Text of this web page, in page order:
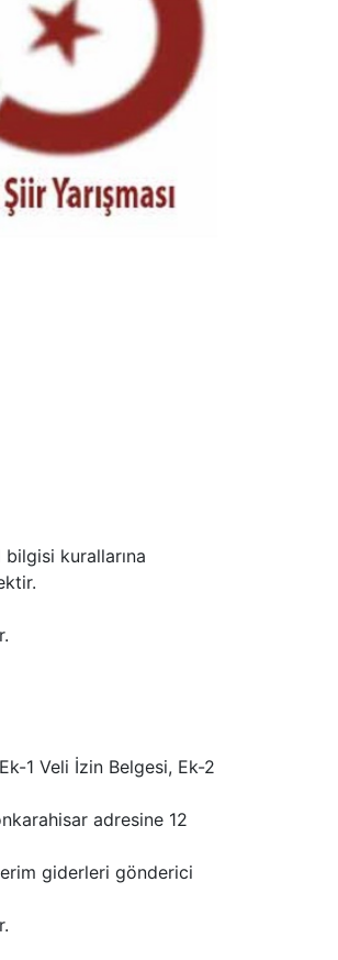
bilgisi kurallarına
1 Veli İzin Belgesi, Ek-2
adresine 12
giderleri gönderici